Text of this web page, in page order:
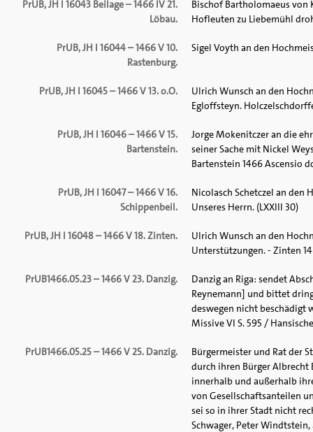
PrUB, JH I 16043 Beilage – 1466 IV 21.
Löbau.
Bischof Bartholomaeus von
Hofleuten zu Liebemühl
PrUB, JH I 16044 – 1466 V 10.
Rastenburg.
Sigel Voyth an den
PrUB, JH I 16045 – 1466 V 13. o.O.
Ulrich Wunsch an den
Egloffsteyn.
PrUB, JH I 16046 – 1466 V 15.
Bartenstein.
Jorge Mokenitczer an die
seiner Sache mit Nickel
Bartenstein 1466 Ascensio
PrUB, JH I 16047 – 1466 V 16.
Schippenbeil.
Nicolasch Schetczel an den
Unseres Herrn. (LXXIII 30)
PrUB, JH I 16048 – 1466 V 18. Zinten.
Ulrich Wunsch an den
Unterstützungen. - Zinten
PrUB1466.05.23 – 1466 V 23. Danzig.
Danzig an Riga: sendet
Reynemann] und bittet
deswegen nicht beschädigt
Missive VI S. 595 /
PrUB1466.05.25 – 1466 V 25. Danzig.
Bürgermeister und Rat der
durch ihren Bürger Albrecht
innerhalb und außerhalb
von Gesellschaftsanteilen
sei so in ihrer Stadt nicht
Schwager, Peter